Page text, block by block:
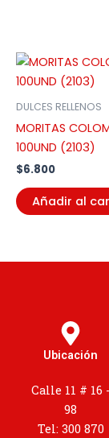
DULCES RELLENOS
MORITAS
100UND (2103)
$6.800
Añadir al
Ubicación
Calle 11 # 16 -
98
Tel: 300 870